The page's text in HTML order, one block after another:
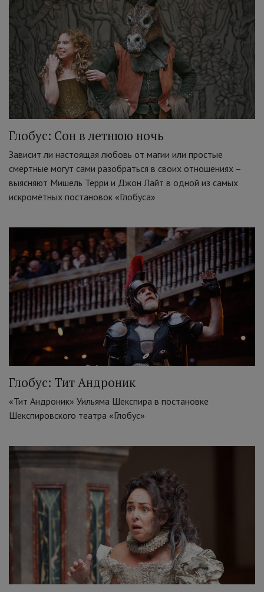
Глобус: Сон в летнюю ночь
Зависит ли настоящая любовь от магии или простые
смертные могут сами разобраться в своих отношениях –
выясняют Мишель Терри и Джон Лайт в одной из самых
искромётных постановок «Глобуса»
Глобус: Тит Андроник
«Тит Андроник» Уильяма Шекспира в постановке
Шекспировского театра «Глобус»